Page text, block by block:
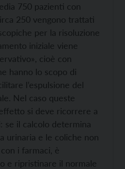
750 pazienti con
250 vengono trattati
per la risoluzione
iniziale viene
cioè con
hanno lo scopo di
l’espulsione del
Nel caso queste
si deve ricorrere a
il calcolo determina
urinaria e le coliche non
i farmaci, è
e ripristinare il normale